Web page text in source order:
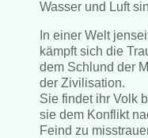
Wasser und Luft
In einer Welt
kämpft sich die
dem Schlund der
der Zivilisation.
Sie findet ihr Volk
sie dem Konflikt
Feind zu